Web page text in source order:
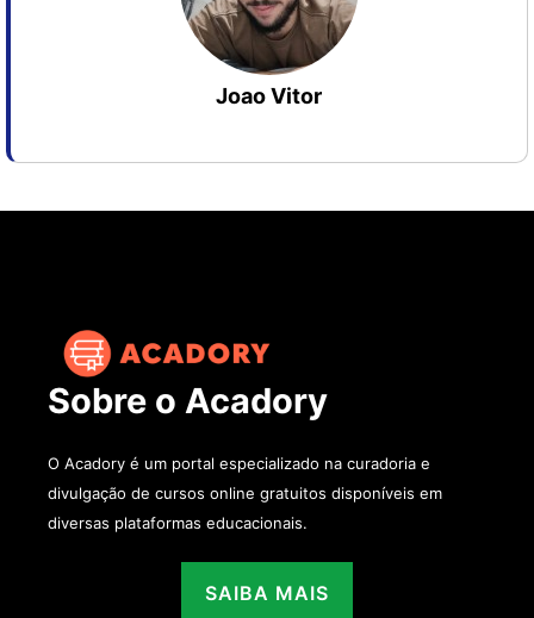
Joao Vitor
Sobre o Acadory
O Acadory é um portal especializado na curadoria e
divulgação de cursos online gratuitos disponíveis em
diversas plataformas educacionais.
SAIBA MAIS